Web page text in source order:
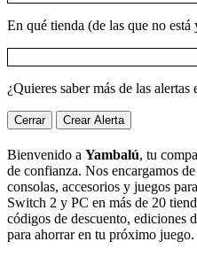
En qué tienda (de las que no está
¿Quieres saber más de las alertas
Cerrar Crear Alerta
Bienvenido a Yambalú, tu
de confianza. Nos encargamos
consolas, accesorios y juegos
Switch 2 y PC en más de 20
códigos de descuento, ediciones
para ahorrar en tu próximo juego.